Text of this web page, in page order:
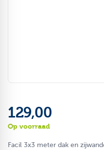
129,00
Op voorraad
Facil 3x3 meter dak en